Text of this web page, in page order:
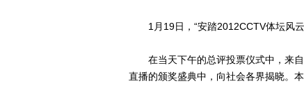
1月19日，“安踏2012CCTV体坛风云
在当天下午的总评投票仪式中，来自
直播的颁奖盛典中，向社会各界揭晓。